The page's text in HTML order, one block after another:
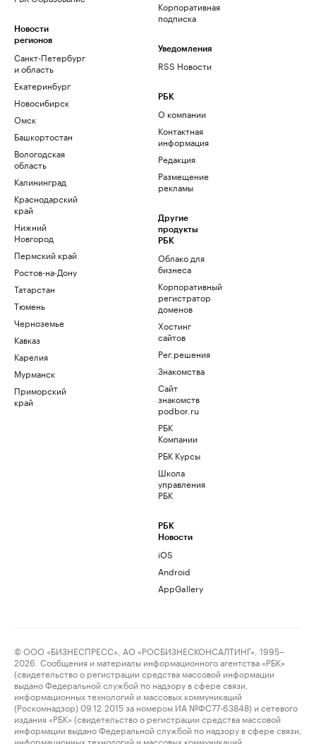
Новости
регионов
Санкт-Петербург
и область
Екатеринбург
Новосибирск
Омск
Башкортостан
Вологодская
область
Калининград
Краснодарский
край
Нижний
Новгород
Пермский край
Ростов-на-Дону
Татарстан
Тюмень
Черноземье
Кавказ
Карелия
Мурманск
Приморский
край
Корпоративная
подписка
Уведомления
RSS Новости
РБК
О компании
Контактная
информация
Редакция
Размещение
рекламы
Другие
продукты
РБК
Облако для
бизнеса
Корпоративный
регистратор
доменов
Хостинг
сайтов
Рег.решения
Знакомства
Сайт
знакомств
podbor.ru
РБК
Компании
РБК Курсы
Школа
управления
РБК
РБК
Новости
iOS
Android
AppGallery
© ООО «БИЗНЕСПРЕСС», АО «РОСБИЗНЕСКОНСАЛТИНГ», 1995–
2026. Сообщения и материалы информационного агентства «РБК»
(свидетельство о регистрации средства массовой информации
выдано Федеральной службой по надзору в сфере связи,
информационных технологий и массовых коммуникаций
(Роскомнадзор) 09.12.2015 за номером ИА №ФС77-63848) и сетевого
издания «РБК» (свидетельство о регистрации средства массовой
информации выдано Федеральной службой по надзору в сфере связи,
информационных технологий и массовых коммуникаций